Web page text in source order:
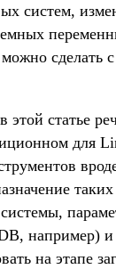
систем,
можно сделать
этой статье
для
например)
на этапе